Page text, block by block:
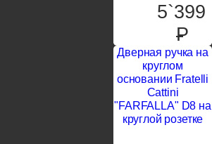
5`399
P
Дверная ручка на
круглом
основании Fratelli
Cattini
"FARFALLA" D8 на
круглой розетке